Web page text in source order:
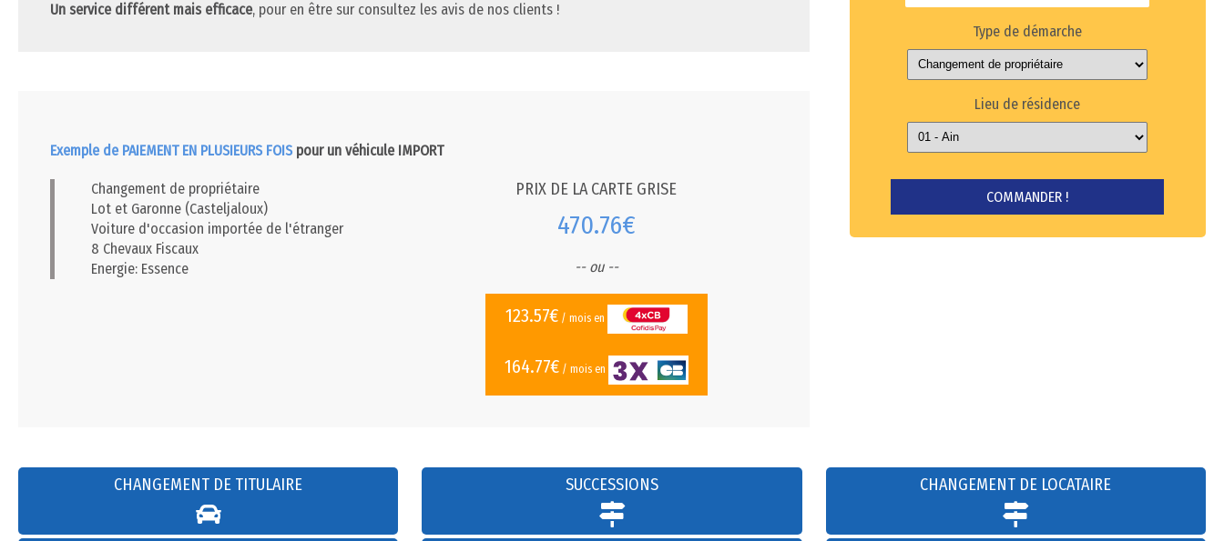
Un service différent mais efficace, pour en être sur consultez les avis de nos clients !
Exemple de PAIEMENT EN PLUSIEURS FOISpour un véhicule IMPORT
Changement de propriétaire
Lot et Garonne (Casteljaloux)
Voiture d'occasion importée de l'étranger
8 Chevaux Fiscaux
Energie: Essence
PRIX DE LA CARTE GRISE
470.76€
-- ou --
123.57€/ mois en
164.77€/ mois en
Type de démarche
Lieu de résidence
CHANGEMENT DE TITULAIRE SUCCESSIONS CHANGEMENT DE LOCATAIRE